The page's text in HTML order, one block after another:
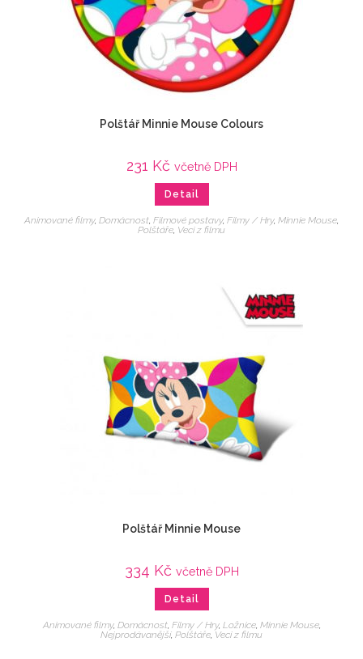
Polštář Minnie Mouse Colours
231 Kč včetně DPH
Detail
Animované filmy, Domácnost, Filmové postavy, Filmy / Hry, Minnie Mouse,
Polštáře, Veci z filmu
Polštář Minnie Mouse
334 Kč včetně DPH
Detail
Animované filmy, Domácnost, Filmy / Hry, Ložnice, Minnie Mouse,
Nejprodávanější, Polštáře Veci z filmu